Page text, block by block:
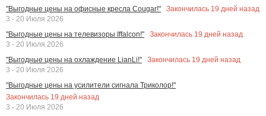
"Выгодные цены на офисные кресла Cougar!" Закончилась 19 дней назад
3 - 20 Июля 2026
"Выгодные цены на телевизоры Iffalcon!"
Закончилась 19 дней назад
3 - 20 Июля 2026
"Выгодные цены на охлаждение LianLi!"
Закончилась 19 дней назад
3 - 20 Июля 2026
"Выгодные цены на усилители сигнала Триколор!"
Закончилась 19 дней назад
3 - 20 Июля 2026